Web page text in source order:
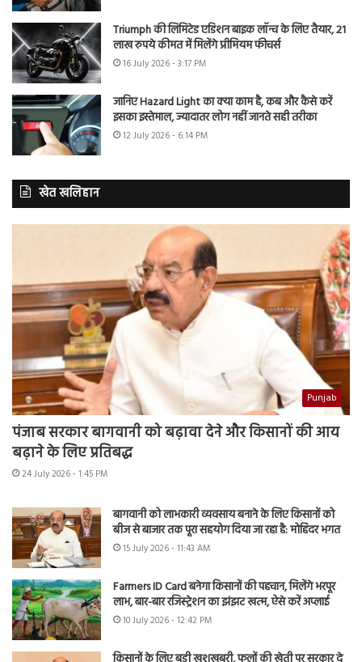
Triumph की लिमिटेड एडिशन बाइक लॉन्च के लिए तैयार, 21
लाख रुपये कीमत में मिलेंगे प्रीमियम फीचर्स
16 July 2026 - 3:17 PM
जानिए Hazard Light का क्या काम है, कब और कैसे करें
इसका इस्तेमाल, ज्यादातर लोग नहीं जानते सही तरीका
12 July 2026 - 6:14 PM
खेत खलिहान
Punjab
पंजाब सरकार बागवानी को बढ़ावा देने और किसानों की आय
बढ़ाने के लिए प्रतिबद्ध
24 July 2026 - 1:45 PM
बागवानी को लाभकारी व्यवसाय बनाने के लिए किसानों को
बीज से बाजार तक पूरा सहयोग दिया जा रहा है: मोहिंदर भगत
15 July 2026 - 11:43 AM
Farmers ID Card बनेगा किसानों की पहचान, मिलेंगे भरपूर
लाभ, बार-बार रजिस्ट्रेशन का झंझट खत्म, ऐसे करें अप्लाई
10 July 2026 - 12:42 PM